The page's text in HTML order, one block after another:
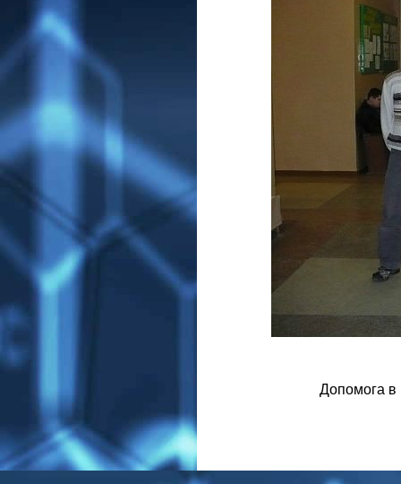
Допомога в